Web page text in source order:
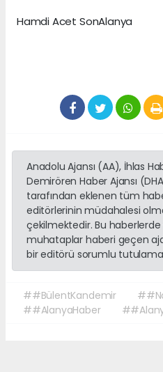
Hamdi Acet SonAlanya
Anadolu Ajansı (AA), İhlas
Demirören Haber Ajansı
tarafından eklenen tüm
editörlerinin müdahalesi
çekilmektedir. Bu
muhataplar haberi geçen
bir editörü sorumlu
##BülentKandemir
##AlanyaHaber